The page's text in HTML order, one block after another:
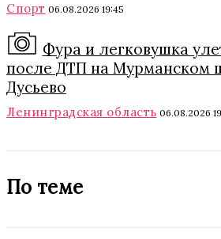
Спорт 06.08.2026 19:45
Фура и легковушка
после ДТП на Мурманском
Дусьево
Ленинградская область 06.08.2026
По теме